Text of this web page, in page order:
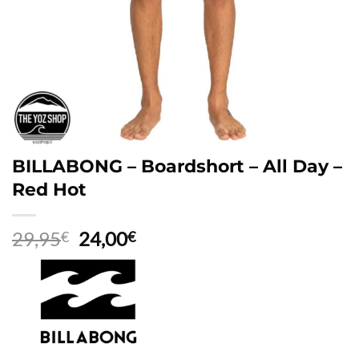
BILLABONG – Boardshort – All Day –
Red Hot
29,95€ Il
prezzo
originale
era:
29,95€.
24,00€Il
prezzo
attuale
24,00€.